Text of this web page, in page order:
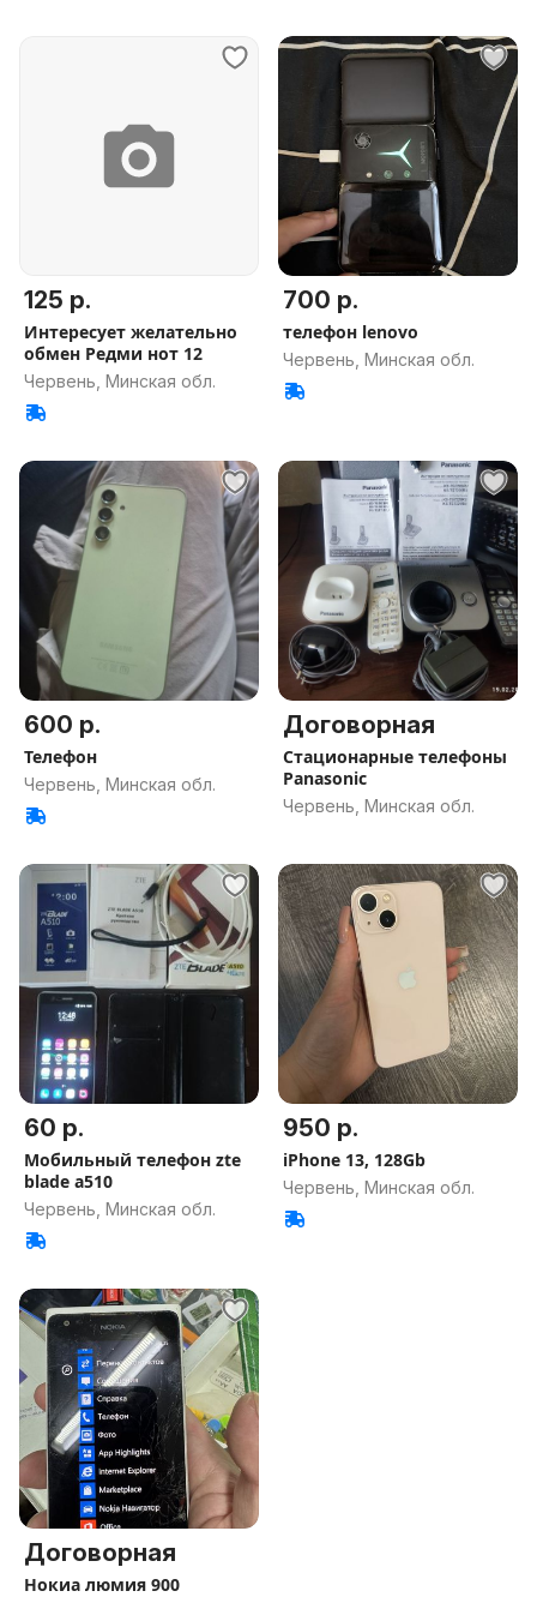
125 р.
Интересует желательно
обмен Редми нот 12
Червень, Минская обл.
700 р.
телефон lenovo
Червень, Минская обл.
600 р.
Телефон
Червень, Минская обл.
Договорная
Стационарные телефоны
Panasonic
Червень, Минская обл.
60 р.
Мобильный телефон zte
blade a510
Червень, Минская обл.
950 р.
iPhone 13, 128Gb
Червень, Минская обл.
Договорная
Нокиа люмия 900